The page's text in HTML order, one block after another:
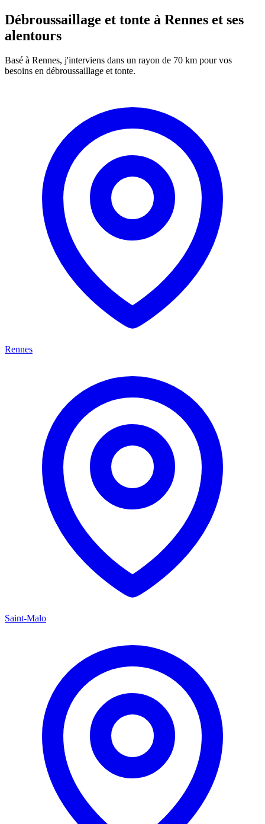
Débroussaillage et tonte à Rennes et ses
alentours
Basé à Rennes, j'interviens dans un rayon de 70 km pour vos
besoins en débroussaillage et tonte.
Rennes
Saint-Malo